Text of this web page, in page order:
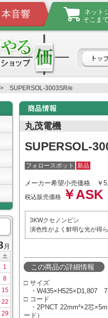
本音響
ネット
そこま
> SUPERSOL-3003SR/e
月
土
1
8
15
22
29
丸茂電機
SUPERSOL-
フォロースポット 新品
メーカー希望小売価格 ￥
税込販売価格 ￥ASK
3KWクセノンピン
演色性がよく鮮明な光が得
この商品の詳細情報
□ サイズ
・W435×H525×D1,807
□ コード
・2PNCT 22mm²×2芯
ード）